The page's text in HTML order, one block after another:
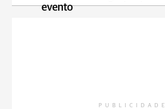
evento
PUBLICIDADE